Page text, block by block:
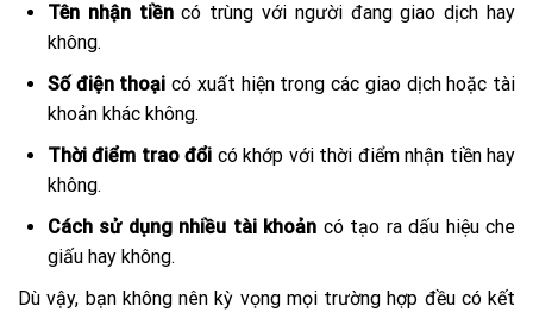
Tên nhận tiềncó trùng với người đang giao dịch hay
không.
Số điện thoại có xuất hiện trong các giao dịch hoặc tài
khoản khác không.
Thời điểm trao đổi có khớp với thời điểm nhận tiền hay
không.
Cách sử dụng nhiều tài khoản có tạo ra dấu hiệu che
giấu hay không.
Dù vậy, bạn không nên kỳ vọng mọi trường hợp đều có kết